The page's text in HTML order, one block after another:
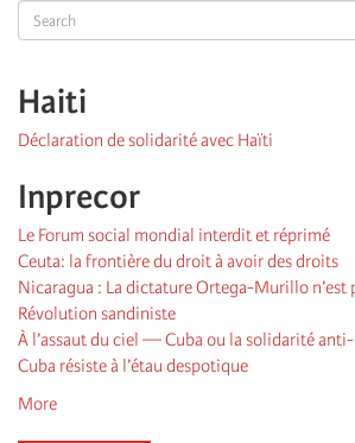
Search
Haiti
Déclaration de solidarité avec Haïti
Inprecor
Le Forum social mondial interdit et réprimé
Ceuta: la frontière du droit à avoir des droits
Nicaragua : La dictature Ortega-Murillo n’est
Révolution sandiniste
À l’assaut du ciel — Cuba ou la solidarité
Cuba résiste à l’étau despotique
More